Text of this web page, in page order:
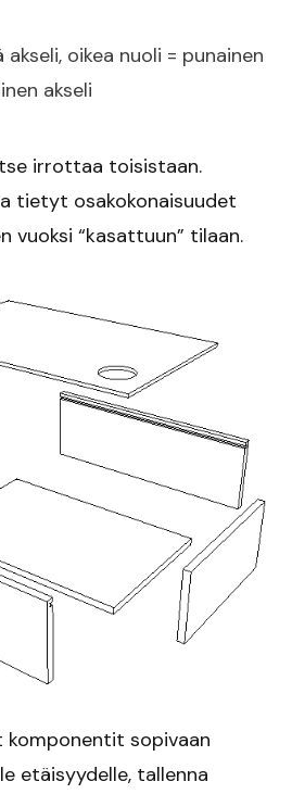
oikea nuoli = punainen
akseli
irrottaa toisistaan.
tietyt osakokonaisuudet
vuoksi “kasattuun” tilaan.
komponentit sopivaan
etäisyydelle, tallenna